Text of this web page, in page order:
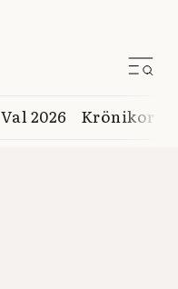
Val 2026 Krönikor